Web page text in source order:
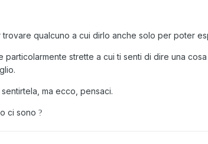
qualcuno a cui dirlo anche solo per poter
strette a cui ti senti di dire una
ma ecco, pensaci.
ci sono ?